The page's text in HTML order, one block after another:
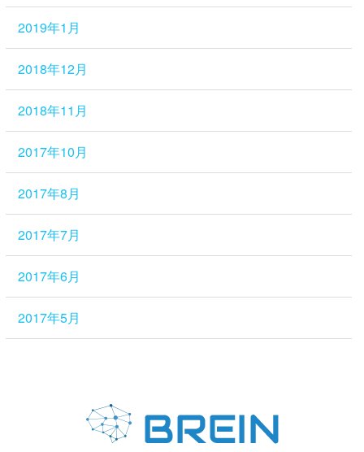
2019年1月
2018年12月
2018年11月
2017年10月
2017年8月
2017年7月
2017年6月
2017年5月